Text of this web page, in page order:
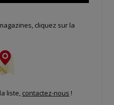
cliquez sur la
liste, contactez-nous !